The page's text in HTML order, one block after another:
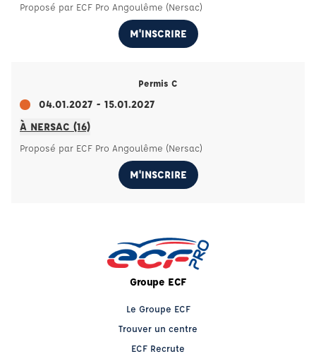
Proposé par ECF Pro Angoulême (Nersac)
M'INSCRIRE
Permis C
04.01.2027 - 15.01.2027
À NERSAC (16)
Proposé par ECF Pro Angoulême (Nersac)
M'INSCRIRE
Groupe ECF
Le Groupe ECF
Trouver un centre
ECF Recrute